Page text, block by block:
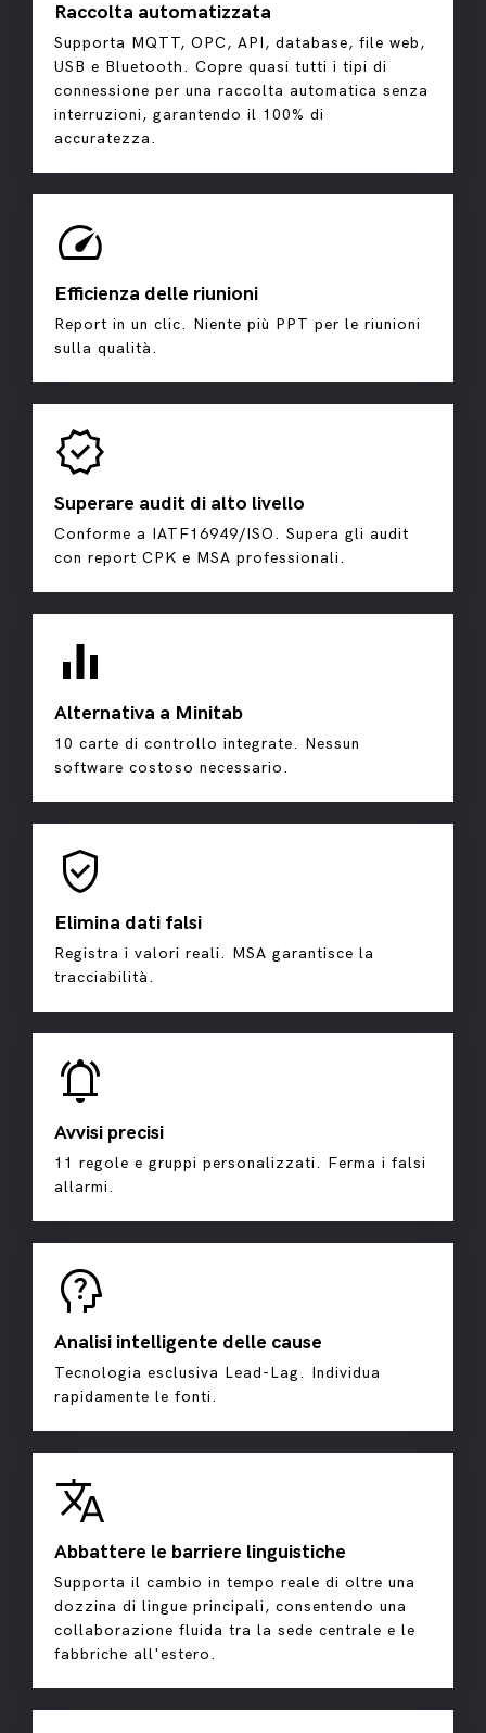
Raccolta automatizzata
Supporta MQTT, OPC, API, database, file web,
USB e Bluetooth. Copre quasi tutti i tipi di
connessione per una raccolta automatica senza
interruzioni, garantendo il 100% di
accuratezza.
speed
Efficienza delle riunioni
Report in un clic. Niente più PPT per le riunioni
sulla qualità.
verified
Superare audit di alto livello
Conforme a IATF16949/ISO. Supera gli audit
con report CPK e MSA professionali.
equalizer
Alternativa a Minitab
10 carte di controllo integrate. Nessun
software costoso necessario.
gpp_good
Elimina dati falsi
Registra i valori reali. MSA garantisce la
tracciabilità.
notifications_active
Avvisi precisi
11 regole e gruppi personalizzati. Ferma i falsi
allarmi.
psychology_alt
Analisi intelligente delle cause
Tecnologia esclusiva Lead-Lag. Individua
rapidamente le fonti.
translate
Abbattere le barriere linguistiche
Supporta il cambio in tempo reale di oltre una
dozzina di lingue principali, consentendo una
collaborazione fluida tra la sede centrale e le
fabbriche all'estero.